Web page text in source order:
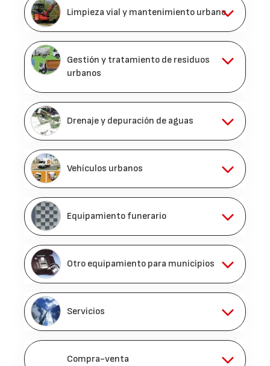
Limpieza vial y mantenimiento urbano
Gestión y tratamiento de residuos
urbanos
Drenaje y depuración de aguas
Vehículos urbanos
Equipamiento funerario
Otro equipamiento para municipios
Servicios
Compra-venta